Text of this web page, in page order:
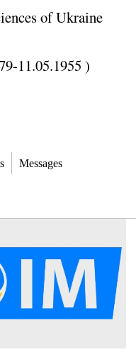
of Ukraine
11.05.1955 )
Messages